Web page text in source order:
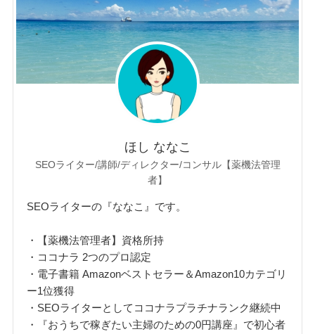
ほし ななこ
SEOライター/講師/ディレクター/コンサル【薬機法管理
者】
SEOライターの『ななこ』です。
・【薬機法管理者】資格所持
・ココナラ 2つのプロ認定
・電子書籍 Amazonベストセラー＆Amazon10カテゴリ
ー1位獲得
・SEOライターとしてココナラプラチナランク継続中
・『おうちで稼ぎたい主婦のための0円講座』で初心者